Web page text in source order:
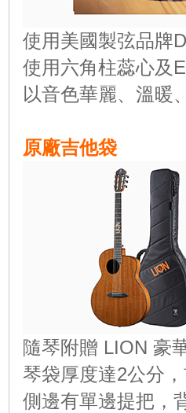
使用美國製弦品牌
使用六角柱蕊心及
以音色華麗、溫暖
原廠吉他袋
隨琴附贈 LION 豪
琴袋厚度達2公分
側邊有單邊提把，